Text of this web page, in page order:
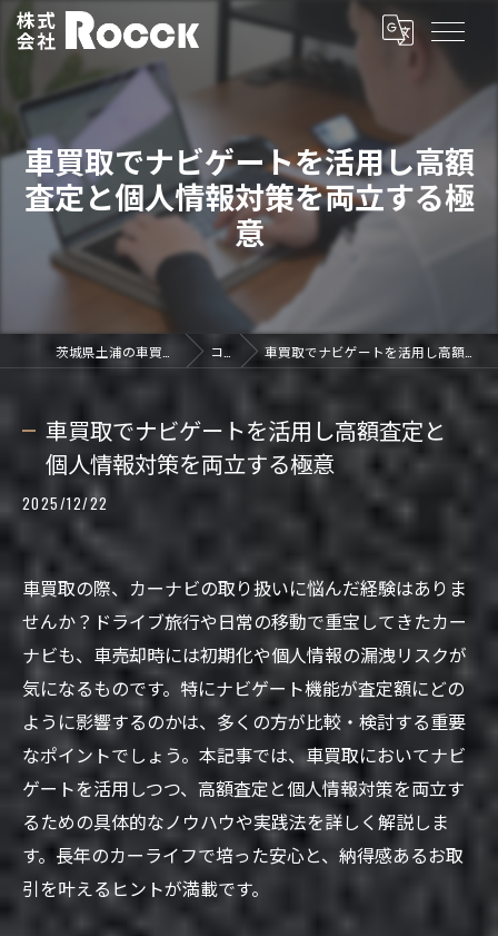
車買取でナビゲートを活用し高額
査定と個人情報対策を両立する極
意
コラム 車買取でナビゲートを活用し高額査定と個人情報対策を両立する極意
車買取でナビゲートを活用し高額査定と
個人情報対策を両立する極意
2025/12/22
車買取の際、カーナビの取り扱いに悩んだ経験はありま
せんか？ドライブ旅行や日常の移動で重宝してきたカー
ナビも、車売却時には初期化や個人情報の漏洩リスクが
気になるものです。特にナビゲート機能が査定額にどの
ように影響するのかは、多くの方が比較・検討する重要
なポイントでしょう。本記事では、車買取においてナビ
ゲートを活用しつつ、高額査定と個人情報対策を両立す
るための具体的なノウハウや実践法を詳しく解説しま
す。長年のカーライフで培った安心と、納得感あるお取
引を叶えるヒントが満載です。